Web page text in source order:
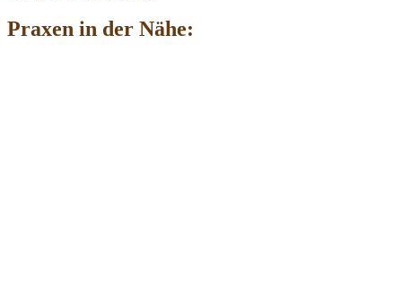
Praxen in der Nähe: